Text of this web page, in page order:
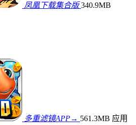
凤凰下载集合版 340.9MB
多重滤镜APP→ 561.3MB 应用